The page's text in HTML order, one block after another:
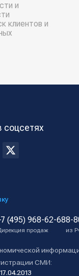
и
клиентов и
соцсетях
(495) 968-62-68
продаж
8-
из
СМИ: